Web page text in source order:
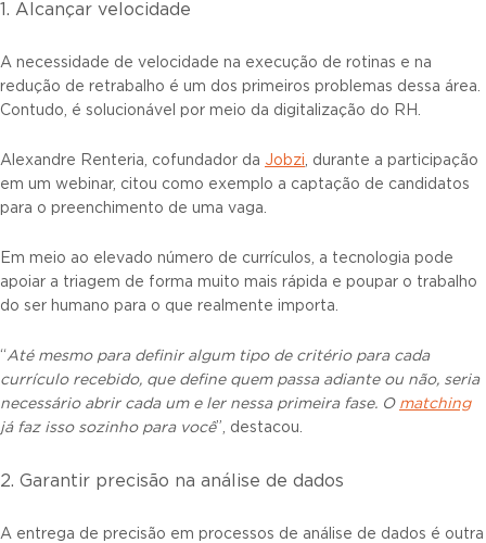
1. Alcançar velocidade
A necessidade de velocidade na execução de rotinas e na
redução de retrabalho é um dos primeiros problemas dessa área.
Contudo, é solucionável por meio da digitalização do RH.
Alexandre Renteria, cofundador da Jobzi, durante a participação
em um webinar, citou como exemplo a captação de candidatos
para o preenchimento de uma vaga.
Em meio ao elevado número de currículos, a tecnologia pode
apoiar a triagem de forma muito mais rápida e poupar o trabalho
do ser humano para o que realmente importa.
“Até mesmo para definir algum tipo de critério para cada
currículo recebido, que define quem passa adiante ou não, seria
necessário abrir cada um e ler nessa primeira fase. O matching
já faz isso sozinho para você”, destacou.
2. Garantir precisão na análise de dados
A entrega de precisão em processos de análise de dados é outra